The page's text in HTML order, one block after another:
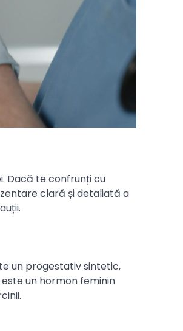
Dacă te confrunți cu
clară și detaliată a
un progestativ sintetic,
un hormon feminin